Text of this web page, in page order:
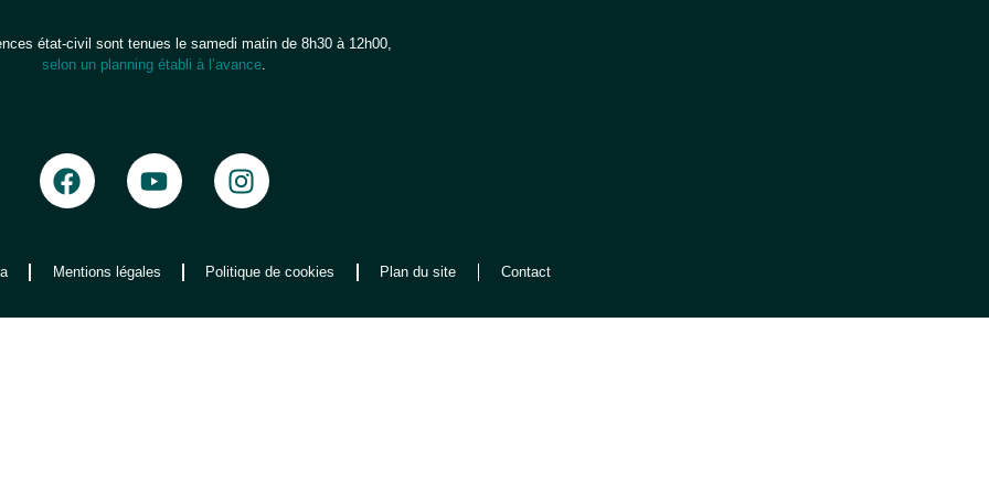
les
état-civil sont tenues le samedi matin de 8h30 à 12h00,
selon un planning établi à l’avance
Mentions légales Politique de cookies Plan du site Contact